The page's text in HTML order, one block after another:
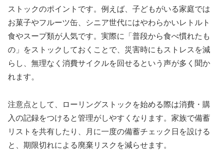
ストックのポイントです。例えば、子どもがいる家庭では
お菓子やフルーツ缶、シニア世代にはやわらかいレトルト
食やスープ類が人気です。実際に「普段から食べ慣れたも
の」をストックしておくことで、災害時にもストレスを減
らし、無理なく消費サイクルを回せるという声が多く聞か
れます。
注意点として、ローリングストックを始める際は消費・購
入の記録をつけると管理がしやすくなります。家族で備蓄
リストを共有したり、月に一度の備蓄チェック日を設ける
と、期限切れによる廃棄リスクを減らせます。